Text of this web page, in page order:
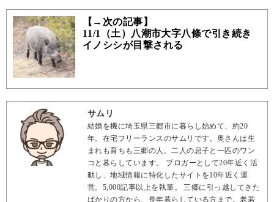
【→次の記事】
11/1（土）八潮市大字八條で引き続き
イノシシが目撃される
サムリ
結婚を機に埼玉県三郷市に暮らし始めて、約20
年。在宅フリーランスのサムリです。奥さんは生
まれも育ちも三郷の人。二人の息子と一匹のワン
コと暮らしています。 ブロガーとして20年近く活
動し、地域情報に特化したサイトを10年近く運
営。5,000記事以上を執筆。 三郷に引っ越してきた
ばかりの方から、長年暮らしている方まで。老若